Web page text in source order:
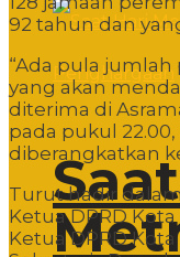
92 tahun dan
“Ada pula jumlah
yang akan
diterima di
pada pukul
diberangkatkan
Turut hadir
Ketua DPRD
Ketua DPRD